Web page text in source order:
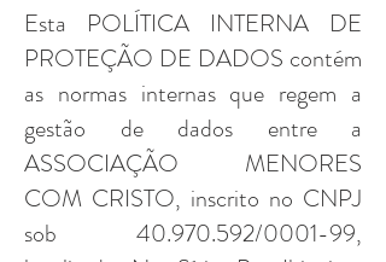
Esta POLÍTICA INTERNA DE
PROTEÇÃO DE DADOS contém
as normas internas que regem a
gestão de dados entre a
ASSOCIAÇÃO MENORES
COM CRISTO, inscrito no CNPJ
sob 40.970.592/0001-99,